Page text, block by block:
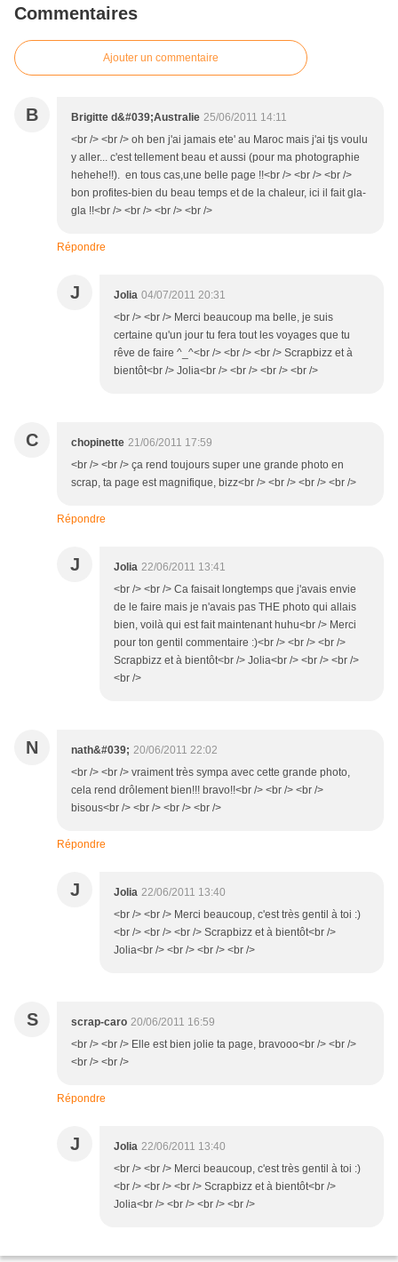
Commentaires
Ajouter un commentaire
B Brigitte d&#039;Australie 25/06/2011 14:11
<br /> <br /> oh ben j'ai jamais ete' au Maroc mais j'ai tjs voulu
y aller... c'est tellement beau et aussi (pour ma photographie
hehehe!!). en tous cas,une belle page !!<br /> <br /> <br />
bon profites-bien du beau temps et de la chaleur, ici il fait gla-
gla !!<br /> <br /> <br /> <br />
Répondre
J Jolia 04/07/2011 20:31
<br /> <br /> Merci beaucoup ma belle, je suis
certaine qu'un jour tu fera tout les voyages que tu
rêve de faire ^_^<br /> <br /> <br /> Scrapbizz et à
bientôt<br /> Jolia<br /> <br /> <br /> <br />
C chopinette 21/06/2011 17:59
<br /> <br /> ça rend toujours super une grande photo en
scrap, ta page est magnifique, bizz<br /> <br /> <br /> <br />
Répondre
J Jolia 22/06/2011 13:41
<br /> <br /> Ca faisait longtemps que j'avais envie
de le faire mais je n'avais pas THE photo qui allais
bien, voilà qui est fait maintenant huhu<br /> Merci
pour ton gentil commentaire :)<br /> <br /> <br />
Scrapbizz et à bientôt<br /> Jolia<br /> <br /> <br />
<br />
N nath&#039; 20/06/2011 22:02
<br /> <br /> vraiment très sympa avec cette grande photo,
cela rend drôlement bien!!! bravo!!<br /> <br /> <br />
bisous<br /> <br /> <br /> <br />
Répondre
J Jolia 22/06/2011 13:40
<br /> <br /> Merci beaucoup, c'est très gentil à toi :)
<br /> <br /> <br /> Scrapbizz et à bientôt<br />
Jolia<br /> <br /> <br /> <br />
S scrap-caro 20/06/2011 16:59
<br /> <br /> Elle est bien jolie ta page, bravooo<br /> <br />
<br /> <br />
Répondre
J Jolia 22/06/2011 13:40
<br /> <br /> Merci beaucoup, c'est très gentil à toi :)
<br /> <br /> <br /> Scrapbizz et à bientôt<br />
Jolia<br /> <br /> <br /> <br />